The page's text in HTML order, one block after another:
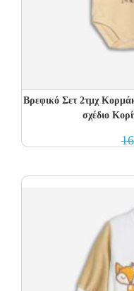
Βρεφικό Σετ 2τμχ
σχέδιο